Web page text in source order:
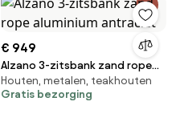
€ 949
Alzano 3-zitsbank zand rope
aluminium antraciet
Houten, metalen, teakhouten
Gratis bezorging